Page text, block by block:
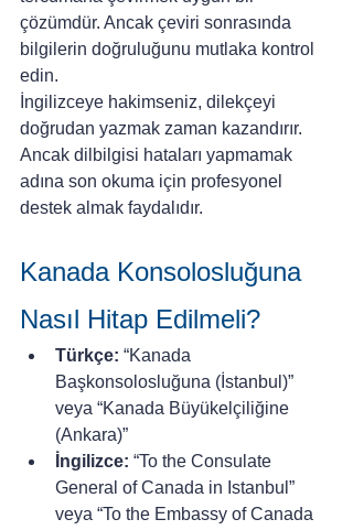
çözümdür. Ancak çeviri sonrasında
bilgilerin doğruluğunu mutlaka kontrol
edin.
İngilizceye hakimseniz, dilekçeyi
doğrudan yazmak zaman kazandırır.
Ancak dilbilgisi hataları yapmamak
adına son okuma için profesyonel
destek almak faydalıdır.
Kanada Konsolosluğuna
Nasıl Hitap Edilmeli?
Türkçe: “Kanada
Başkonsolosluğuna (İstanbul)”
veya “Kanada Büyükelçiliğine
(Ankara)”
İngilizce: “To the Consulate
General of Canada in Istanbul”
veya “To the Embassy of Canada